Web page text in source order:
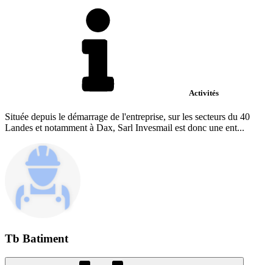
Activités
Située depuis le démarrage de l'entreprise, sur les secteurs du 40
Landes et notamment à Dax, Sarl Invesmail est donc une ent...
Tb Batiment